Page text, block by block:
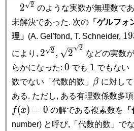
2^{\sqrt
2}
2 2 のような実数が無理数で
未解決であった. 次の 「ゲルフ
理」 (A. Gel'fond, T. Schneider, 19
により, 2^{\sqrt
2 2,
\sqrt
2^{\sqrt
2}
2 2
などの実数
らかになった: 0
0 でも 1
1 でもない
数でない「代数的数」
\beta
β に対し
ある. ただし, ある有理数係数多
f(x) = 0 の解である複素数を
number) と呼び,「代数的数」で